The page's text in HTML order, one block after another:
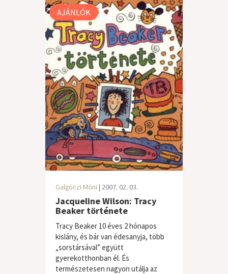
AJÁNLÓK
Galgóczi Móni | 2007. 02. 03.
Jacqueline Wilson: Tracy
Beaker története
Tracy Beaker 10 éves 2 hónapos
kislány, és bár van édesanyja, több
„sorstársával” együtt
gyerekotthonban él. És
természetesen nagyon utálja az